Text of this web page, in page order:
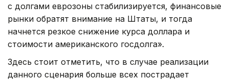
с долгами еврозоны стабилизируется, финансовые
рынки обратят внимание на Штаты, и тогда
начнется резкое снижение курса доллара и
стоимости американского госдолга».
Здесь стоит отметить, что в случае реализации
данного сценария больше всех пострадает